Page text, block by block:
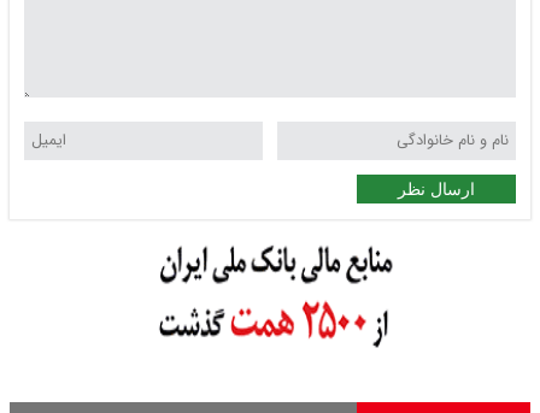
ارسال نظر